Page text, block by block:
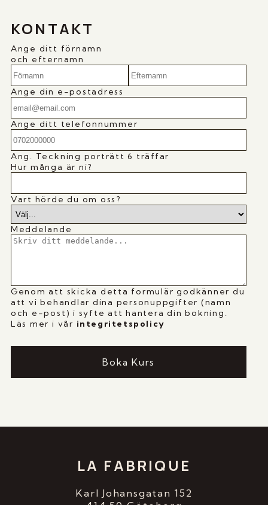
KONTAKT
Ange ditt förnamn
och efternamn
Ange din e-postadress
Ange ditt telefonnummer
Ang. Teckning porträtt 6 träffar
Hur många är ni?
Vart hörde du om oss?
Meddelande
Genom att skicka detta formulär godkänner du
att vi behandlar dina personuppgifter (namn
och e-post) i syfte att hantera din bokning.
Läs mer i vår integritetspolicy
Boka Kurs
LA FABRIQUE
Karl Johansgatan 152